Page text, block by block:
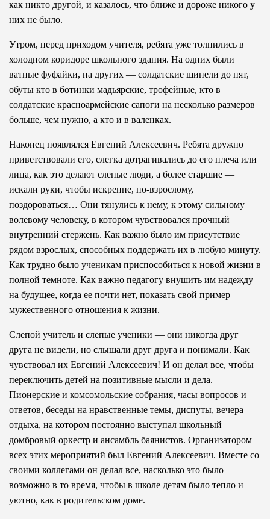
как никто другой, и казалось, что ближе и дороже никого у
них не было.
Утром, перед приходом учителя, ребята уже толпились в
холодном коридоре школьного здания. На одних были
ватные фуфайки, на других — солдат­ские шинели до пят,
обуты кто в ботинки мадьярские, трофейные, кто в
солдатские красноармейские сапоги на несколько размеров
больше, чем нужно, а кто и в валенках.
Наконец появлялся Евгений Алексеевич. Ребята дружно
приветствовали его, слегка дотрагивались до его плеча или
лица, как это делают слепые люди, а более старшие —
искали руки, чтобы искренне, по-взрослому,
поздороваться… Они тянулись к нему, к этому сильному
волевому человеку, в котором чувствовался прочный
внутренний стержень. Как важно было им присутствие
рядом взрослых, способных поддержать их в любую минуту.
Как трудно было ученикам приспособиться к новой жизни в
полной темноте. Как важно педагогу внушить им надежду
на будущее, когда ее почти нет, показать свой пример
мужественного отношения к жизни.
Слепой учитель и слепые ученики — они никогда друг
друга не видели, но слышали друг друга и понимали. Как
чувствовал их Евгений Алексеевич! И он делал все, чтобы
переключить детей на позитивные мысли и дела.
Пионерские и комсомольские собрания, часы вопросов и
ответов, беседы на нравственные темы, диспуты, вечера
отдыха, на котором постоянно выступал школьный
домбровый оркестр и ансамбль баянистов. Организатором
всех этих мероприятий был Евгений Алексеевич. Вместе со
своими коллегами он делал все, насколько это было
возможно в то время, чтобы в школе детям было тепло и
уютно, как в родительском доме.